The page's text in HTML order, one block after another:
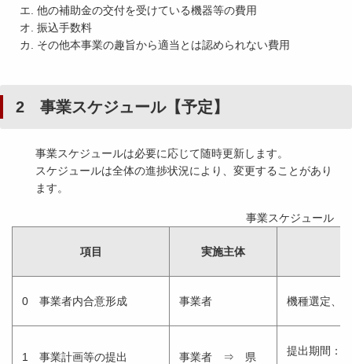
他の補助金の交付を受けている機器等の費用
振込手数料
その他本事業の趣旨から適当とは認められない費用
2 事業スケジュール【予定】
事業スケジュールは必要に応じて随時更新します。
スケジュールは全体の進捗状況により、変更することがあり
ます。
事業スケジュール【
項目 実施主体
0 事業者内合意形成 事業者 機種選定、
1 事業計画等の提出 事業者 ⇒ 県 提出期間：